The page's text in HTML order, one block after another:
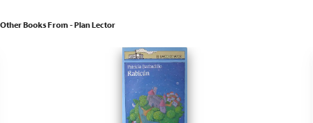
Other Books From - Plan Lector